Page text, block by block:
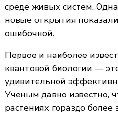
среде живых систем.
новые открытия
ошибочной.
Первое и наиболее
квантовой биологии —
удивительной
Ученым давно известно,
растениях гораздо